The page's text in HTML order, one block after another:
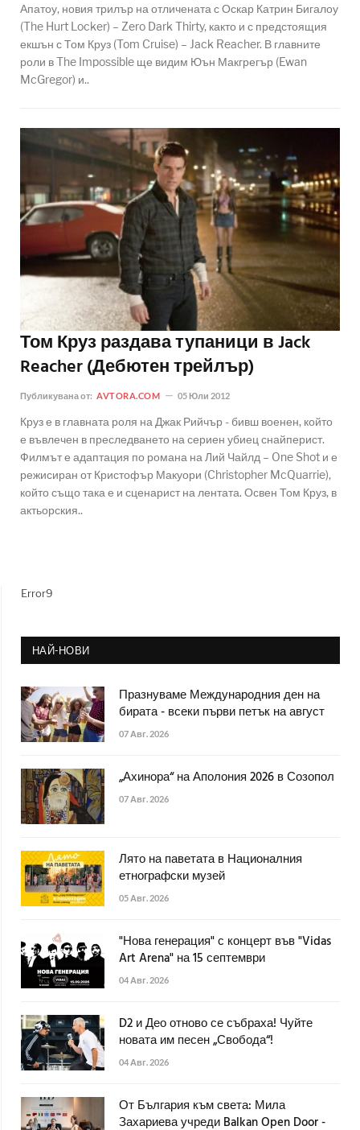
Апатоу, новия трилър на отличената с Оскар Катрин Бигалоу
(The Hurt Locker) – Zero Dark Thirty, както и с предстоящия
екшън с Том Круз (Tom Cruise) – Jack Reacher. В главните
роли в The Impossible ще видим Юън Макгрегър (Ewan
McGregor) и..
Том Круз раздава тупаници в Jack
Reacher (Дебютен трейлър)
Публикувана от: AVTORA.COM 05 Юли 2012
Круз е в главната роля на Джак Рийчър - бивш военен, който
е въвлечен в преследването на сериен убиец снайперист.
Филмът е адаптация по романа на Лий Чайлд – One Shot и е
режисиран от Кристофър Макуори (Christopher McQuarrie),
който също така е и сценарист на лентата. Освен Том Круз, в
актьорския..
Error9
НАЙ-НОВИ
Празнуваме Международния ден на
бирата - всеки първи петък на август
07 Авг. 2026
„Ахинора“ на Аполония 2026 в Созопол
07 Авг. 2026
Лято на паветата в Националния
етнографски музей
05 Авг. 2026
"Нова генерация" с концерт във "Vidas
Art Arena" на 15 септември
04 Авг. 2026
D2 и Део отново се събраха! Чуйте
новата им песен „Свобода“!
04 Авг. 2026
От България към света: Мила
Захариева учреди Balkan Open Door -